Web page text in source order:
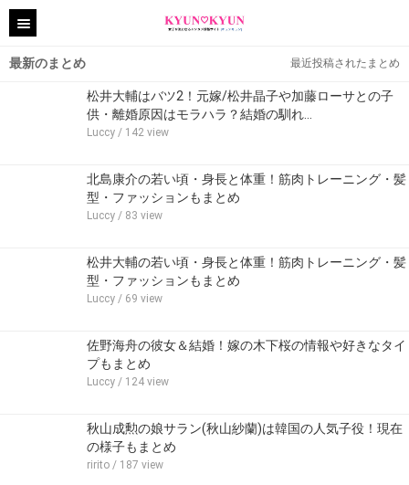
最新のまとめ 最近投稿されたまとめ
松井大輔はバツ2！元嫁/松井晶子や加藤ローサとの子
供・離婚原因はモラハラ？結婚の馴れ…
Luccy / 142 view
北島康介の若い頃・身長と体重！筋肉トレーニング・髪
型・ファッションもまとめ
Luccy / 83 view
松井大輔の若い頃・身長と体重！筋肉トレーニング・髪
型・ファッションもまとめ
Luccy / 69 view
佐野海舟の彼女＆結婚！嫁の木下桜の情報や好きなタイ
プもまとめ
Luccy / 124 view
秋山成勲の娘サラン(秋山紗蘭)は韓国の人気子役！現在
の様子もまとめ
ririto / 187 view